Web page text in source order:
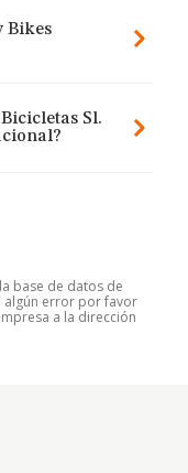
Bikes
Sl.
base de datos de
algún error por favor
a la dirección